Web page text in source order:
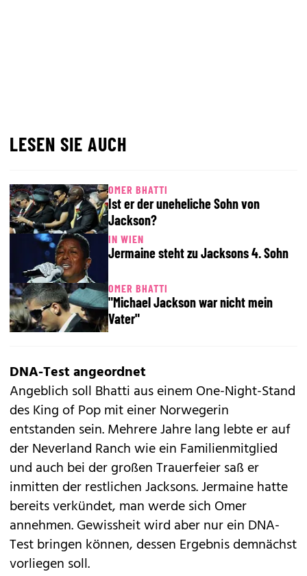
LESEN SIE AUCH
OMER BHATTI
Ist er der uneheliche Sohn von
Jackson?
IN WIEN
Jermaine steht zu Jacksons 4. Sohn
OMER BHATTI
"Michael Jackson war nicht mein
Vater"
DNA-Test angeordnet
Angeblich soll Bhatti aus einem One-Night-Stand
des King of Pop mit einer Norwegerin
entstanden sein. Mehrere Jahre lang lebte er auf
der Neverland Ranch wie ein Familienmitglied
und auch bei der großen Trauerfeier saß er
inmitten der restlichen Jacksons. Jermaine hatte
bereits verkündet, man werde sich Omer
annehmen. Gewissheit wird aber nur ein DNA-
Test bringen können, dessen Ergebnis demnächst
vorliegen soll.